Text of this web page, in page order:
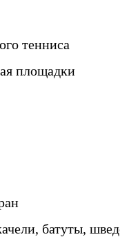
тенниса
площадки
батуты,